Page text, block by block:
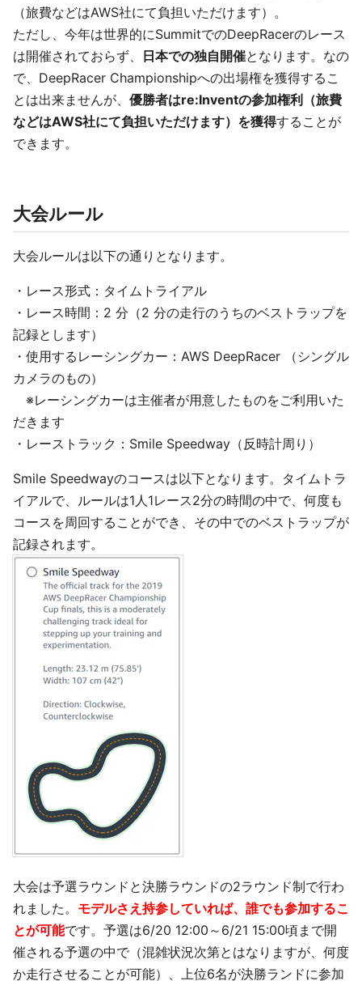
（旅費などはAWS社にて負担いただけます）。
ただし、今年は世界的にSummitでのDeepRacerのレース
は開催されておらず、
日本での独自開催となります。なの
で、DeepRacer Championshipへの出場権を獲得するこ
とは出来ませんが、 優勝者はre:Inventの参加権利（旅費
などはAWS社にて負担いただけます）を獲得することが
できます。
大会ルール
大会ルールは以下の通りとなります。
・レース形式：タイムトライアル
・レース時間：2 分（2 分の走行のうちのベストラップを
記録とします）
・使用するレーシングカー：AWS DeepRacer （シングル
カメラのもの）
※レーシングカーは主催者が用意したものをご利用いた
だきます
・レーストラック：Smile Speedway（反時計周り）
Smile Speedwayのコースは以下となります。タイムトラ
イアルで、ルールは1人1レース2分の時間の中で、何度も
コースを周回することができ、その中でのベストラップが
記録されます。
大会は予選ラウンドと決勝ラウンドの2ラウンド制で行わ
れました。 モデルさえ持参していれば、誰でも参加するこ
とが可能です。予選は6/20 12:00～6/21 15:00頃まで開
催される予選の中で（混雑状況次第とはなりますが、何度
か走行させることが可能）、上位6名が決勝ランドに参加